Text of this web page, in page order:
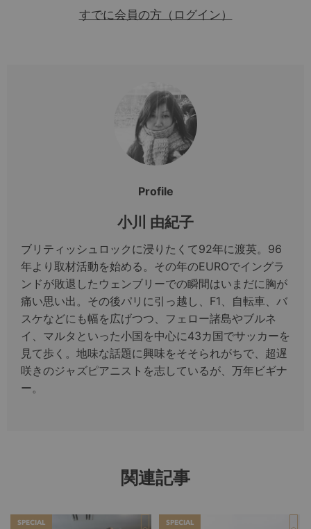
すでに会員の方（ログイン）
Profile
小川 由紀子
ブリティッシュロックに浸りたくて92年に渡英。96
年より取材活動を始める。その年のEUROでイングラ
ンドが敗退したウェンブリーでの瞬間はいまだに胸が
痛い思い出。その後パリに引っ越し、F1、自転車、バ
スケなどにも幅を広げつつ、フェロー諸島やブルネ
イ、マルタといった小国を中心に43カ国でサッカーを
見て歩く。地味な話題に興味をそそられがちで、超遅
咲きのジャズピアニストを志しているが、万年ビギナ
ー。
関連記事
SPECIAL SPECIAL